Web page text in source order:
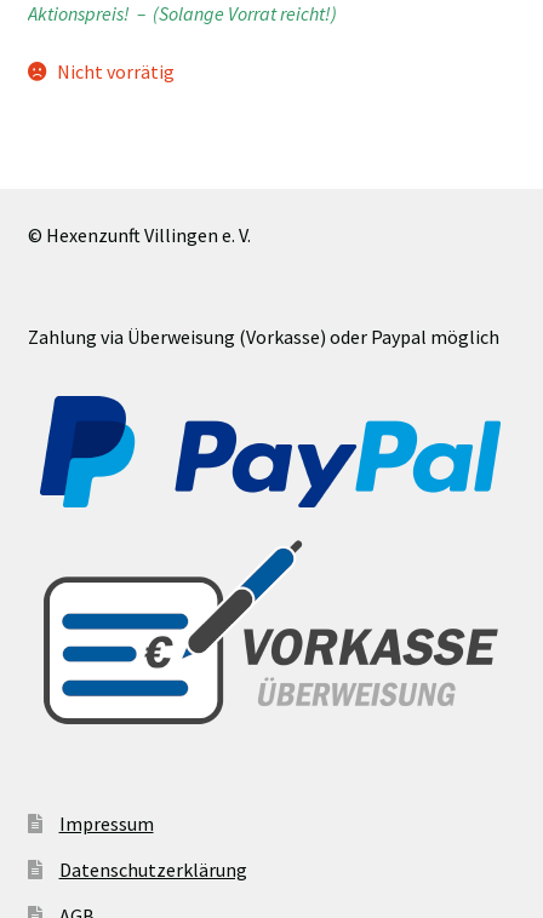
Aktionspreis! – (Solange Vorrat reicht!)
Nicht vorrätig
© Hexenzunft Villingen e. V.
Zahlung via Überweisung (Vorkasse) oder Paypal möglich
Impressum
Datenschutzerklärung